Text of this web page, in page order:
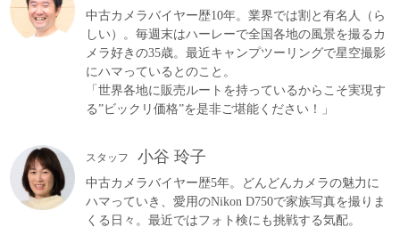
中古カメラバイヤー歴10年。業界では割と有名人（ら
しい）。毎週末はハーレーで全国各地の風景を撮るカ
メラ好きの35歳。最近キャンプツーリングで星空撮影
にハマっているとのこと。
「世界各地に販売ルートを持っているからこそ実現す
る”ビックリ価格”を是非ご堪能ください！」
スタッフ 小谷 玲子
中古カメラバイヤー歴5年。どんどんカメラの魅力に
ハマっていき、愛用のNikon D750で家族写真を撮りま
くる日々。最近ではフォト検にも挑戦する気配。